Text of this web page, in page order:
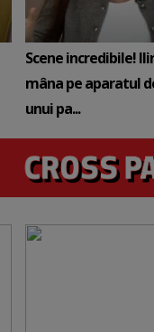
Scene incredibile!
mâna pe aparatul
unui pa...